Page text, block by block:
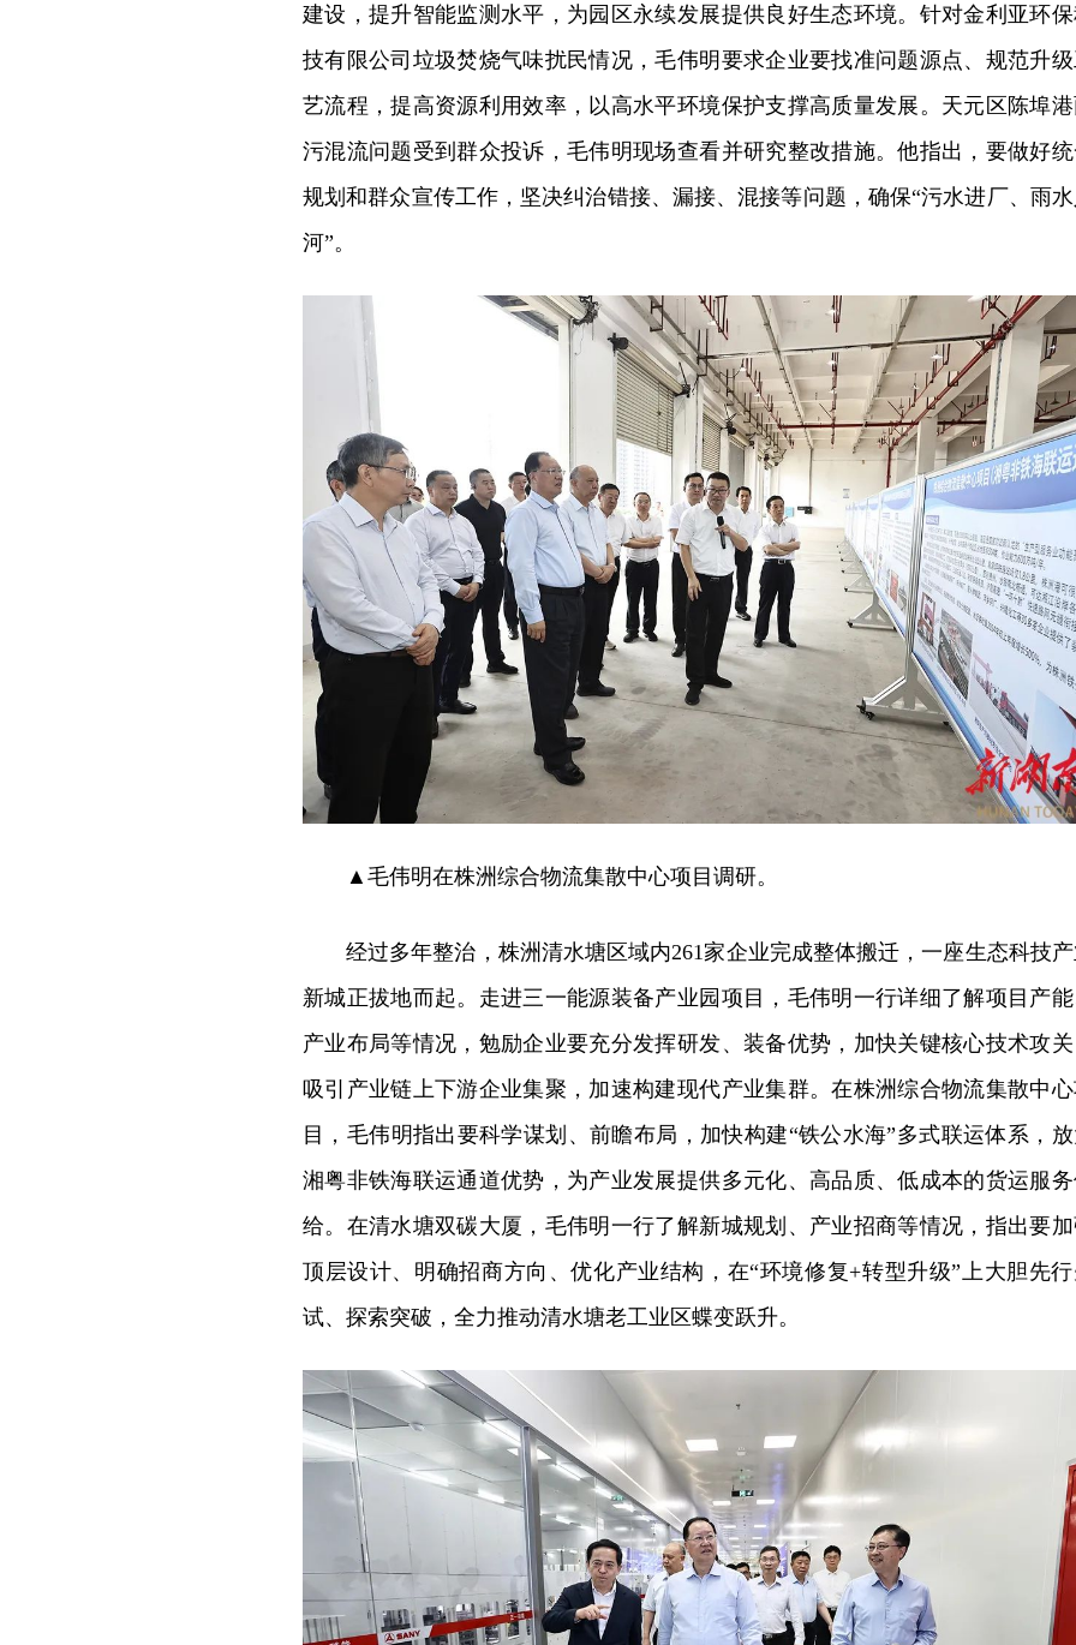
建设，提升智能监测水平，为园区永续发展提供良好生态环境。针对金利亚环
技有限公司垃圾焚烧气味扰民情况，毛伟明要求企业要找准问题源点、规范升
艺流程，提高资源利用效率，以高水平环境保护支撑高质量发展。天元区陈埠
污混流问题受到群众投诉，毛伟明现场查看并研究整改措施。他指出，要做好
规划和群众宣传工作，坚决纠治错接、漏接、混接等问题，确保“污水进厂、雨
河”。
▲毛伟明在株洲综合物流集散中心项目调研。
经过多年整治，株洲清水塘区域内261家企业完成整体搬迁，一座生态科技
新城正拔地而起。走进三一能源装备产业园项目，毛伟明一行详细了解项目产
产业布局等情况，勉励企业要充分发挥研发、装备优势，加快关键核心技术攻
吸引产业链上下游企业集聚，加速构建现代产业集群。在株洲综合物流集散中
目，毛伟明指出要科学谋划、前瞻布局，加快构建“铁公水海”多式联运体系，
湘粤非铁海联运通道优势，为产业发展提供多元化、高品质、低成本的货运服
给。在清水塘双碳大厦，毛伟明一行了解新城规划、产业招商等情况，指出要
顶层设计、明确招商方向、优化产业结构，在“环境修复+转型升级”上大胆先
试、探索突破，全力推动清水塘老工业区蝶变跃升。